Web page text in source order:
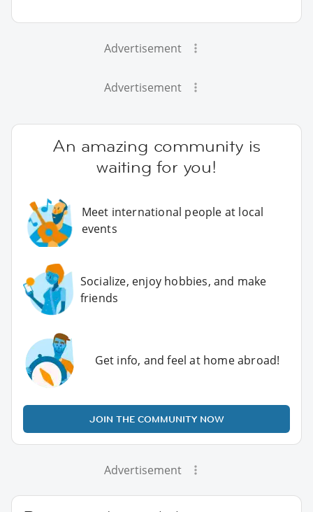
Advertisement
Advertisement
An amazing community is
waiting for you!
Meet international people at local
events
Socialize, enjoy hobbies, and make
friends
Get info, and feel at home abroad!
JOIN THE COMMUNITY NOW
Advertisement